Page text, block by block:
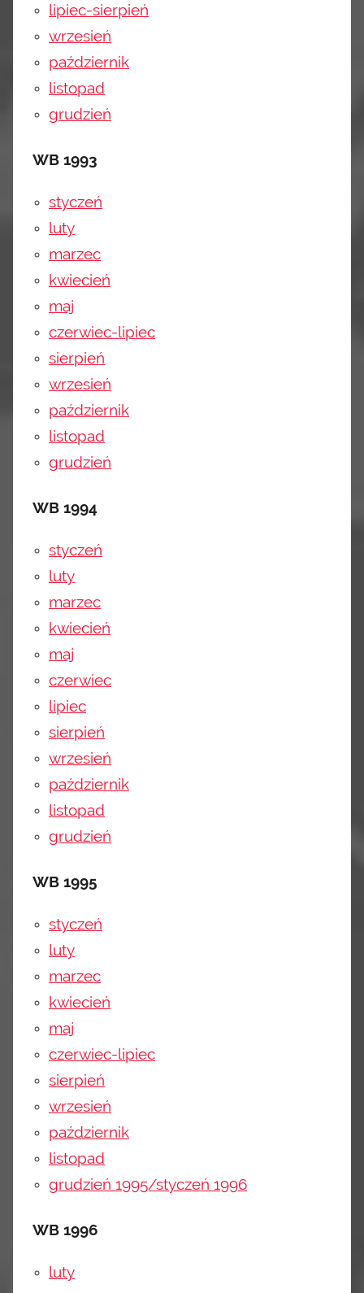
lipiec-sierpień
wrzesień
październik
listopad
grudzień
WB 1993
styczeń
luty
marzec
kwiecień
maj
czerwiec-lipiec
sierpień
wrzesień
październik
listopad
grudzień
WB 1994
styczeń
luty
marzec
kwiecień
maj
czerwiec
lipiec
sierpień
wrzesień
październik
listopad
grudzień
WB 1995
styczeń
luty
marzec
kwiecień
maj
czerwiec-lipiec
sierpień
wrzesień
październik
listopad
grudzień 1995/styczeń 1996
WB 1996
luty